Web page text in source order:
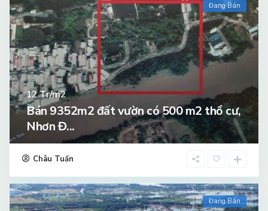
Đang Bán
12Tr/m2
Bán 9352m2 đất vườn có 500 m2 thổ cư,
Nhơn Đ...
Châu Tuấn
Đang Bán